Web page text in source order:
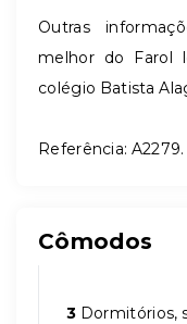
Outras
melhor do Farol
colégio Batista
Referência: A2279.
Cômodos
3 Dormitórios,